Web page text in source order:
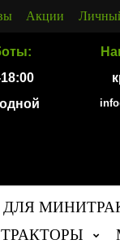
Акции
ДЛЯ